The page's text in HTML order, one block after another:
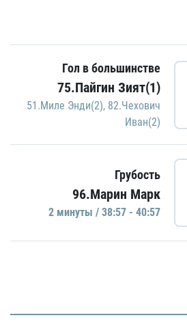
Гол в большинстве
75.Пайгин Зият(1)
51.Миле Энди(2), 82.Чехович
Иван(2)
Грубость
96.Марин Марк
2 минуты / 38:57 - 40:57